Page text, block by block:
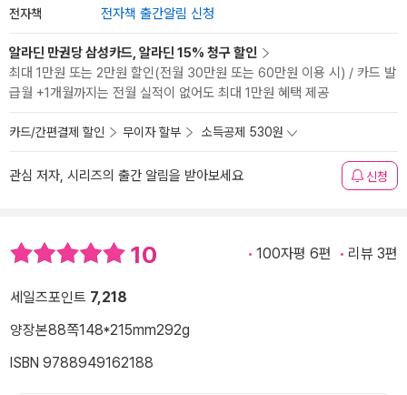
전자책 전자책 출간알림 신청
알라딘 만권당 삼성카드, 알라딘 15% 청구 할인
최대 1만원 또는 2만원 할인(전월 30만원 또는 60만원 이용 시) / 카드 발
급월 +1개월까지는 전월 실적이 없어도 최대 1만원 혜택 제공
카드/간편결제 할인 무이자 할부 소득공제 530원
관심 저자, 시리즈의 출간 알림을 받아보세요 신청
10 100자평 6편 리뷰 3편
세일즈포인트 7,218
양장본88쪽148*215mm292g
ISBN 9788949162188